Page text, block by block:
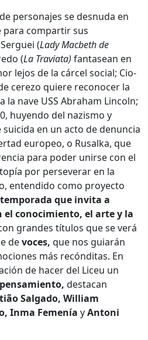
personajes se desnuda en
para compartir sus
(Lady Macbeth de
(La Traviata) fantasean en
lejos de la cárcel social; Cio-
cerezo quiere reconocer la
la nave USS Abraham Lincoln;
huyendo del nazismo y
en un acto de denuncia
europeo, o Rusalka, que
para poder unirse con el
por perseverar en la
entendido como proyecto
que invita a
el conocimiento, el arte y la
grandes títulos que se verá
devoces, que nos guiarán
más recónditas. En
de hacer del Liceu un
destacan
Salgado, William
Inma Femenía yAntoni